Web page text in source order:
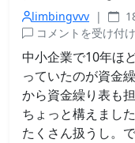
は
limbingvvv |
資
金
繰
り
表
の
作
コメントを受け付
中小企業で10年ほ
っていたのが資金
から資金繰り表も
ちょっと構えまし
たくさん扱うし。